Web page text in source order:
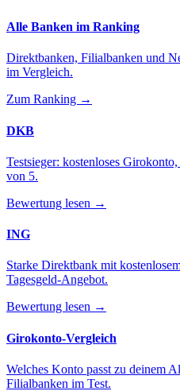
Alle Banken im Ranking
Direktbanken, Filialbanken und
im Vergleich.
Zum Ranking →
DKB
Testsieger: kostenloses
von 5.
Bewertung lesen →
ING
Starke Direktbank mit
Tagesgeld-Angebot.
Bewertung lesen →
Girokonto-Vergleich
Welches Konto passt zu deinem
Filialbanken im Test.